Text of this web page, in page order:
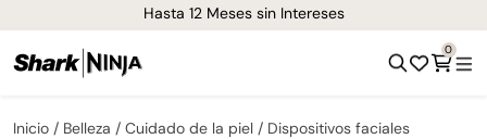
¡Envíos GRATIS de 1-3 días en todo el país!
0
Inicio Belleza Cuidado de la piel Dispositivos faciales